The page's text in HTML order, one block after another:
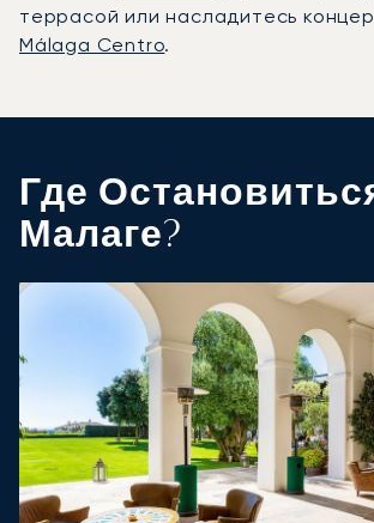
террасой или насладитесь
Málaga Centro.
Где
Малаге?